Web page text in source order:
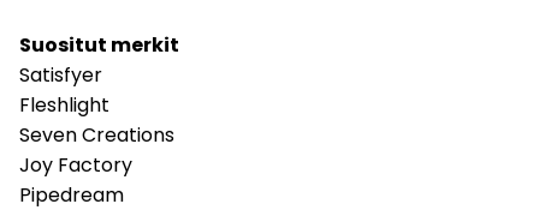
Suositut merkit
Satisfyer
Fleshlight
Seven Creations
Joy Factory
Pipedream